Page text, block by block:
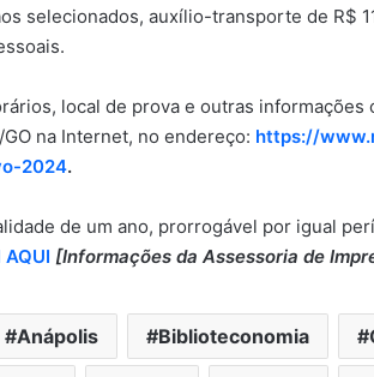
selecionados, auxílio-transporte de R$
local de prova e outras informações
na Internet, no endereço: https://
2024.
de um ano, prorrogável por igual
[Informações da Assessoria de
Anápolis Biblioteconomia